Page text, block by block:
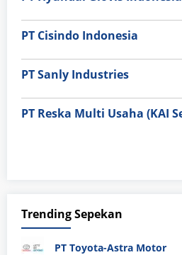
PT Cisindo Indonesia
PT Sanly Industries
Trending Sepekan
PT Toyota-Astra Motor